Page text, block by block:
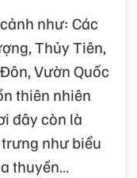
như: Các
Thủy Tiên,
Vườn Quốc
thiên nhiên
đây còn là
như biểu
thuyền…